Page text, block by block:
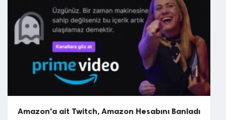
Amazon'a ait Twitch, Amazon Hesabını Banladı